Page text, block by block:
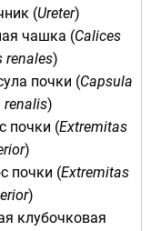
(Ureter)
чашка (Calices
renales)
почки (Capsula
renalis)
почки (Extremitas
)
почки (Extremitas
)
клубочковая